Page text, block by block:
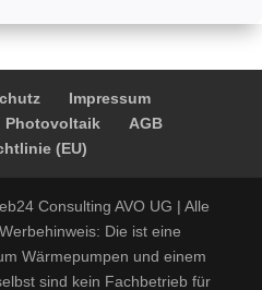
Impressum
Photovoltaik
AGB
(EU)
Consulting AVO UG | Alle
Die ist eine
Wärmepumpen und einem
sind kein Fachbetrieb für